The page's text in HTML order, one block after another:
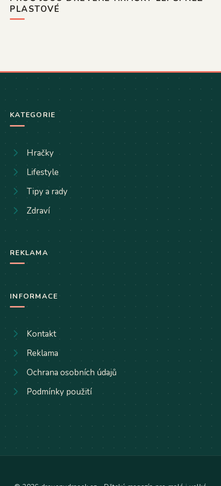
PLASTOVÉ
KATEGORIE
Hračky
Lifestyle
Tipy a rady
Zdraví
REKLAMA
INFORMACE
Kontakt
Reklama
Ochrana osobních údajů
Podmínky použití